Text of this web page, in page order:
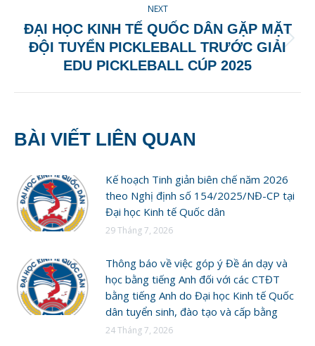
NEXT
Next
post:
ĐẠI HỌC KINH TẾ QUỐC DÂN GẶP MẶT
ĐỘI TUYỂN PICKLEBALL TRƯỚC GIẢI
EDU PICKLEBALL CÚP 2025
BÀI VIẾT LIÊN QUAN
Kế hoạch Tinh giản biên chế năm 2026
theo Nghị định số 154/2025/NĐ-CP tại
Đại học Kinh tế Quốc dân
29 Tháng 7, 2026
Thông báo về việc góp ý Đề án dạy và
học bằng tiếng Anh đối với các CTĐT
bằng tiếng Anh do Đại học Kinh tế Quốc
dân tuyển sinh, đào tạo và cấp bằng
24 Tháng 7, 2026